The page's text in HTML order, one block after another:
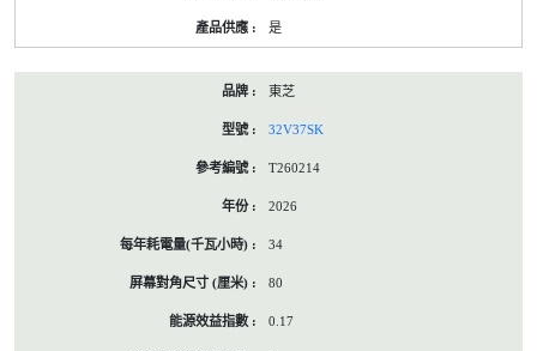
是
東芝
32V37SK
T260214
2026
34
80
0.17